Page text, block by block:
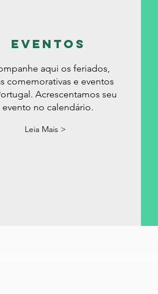
eventos
aqui os feriados,
comemorativas e eventos
Acrescentamos seu
evento no calendário.
Leia Mais >